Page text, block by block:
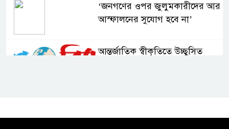
‘জনগণের ওপর জুলুমকারীদের আর
আস্ফালনের সুযোগ হবে না’
আন্তর্জাতিক স্বীকৃতিতে উচ্ছ্বসিত